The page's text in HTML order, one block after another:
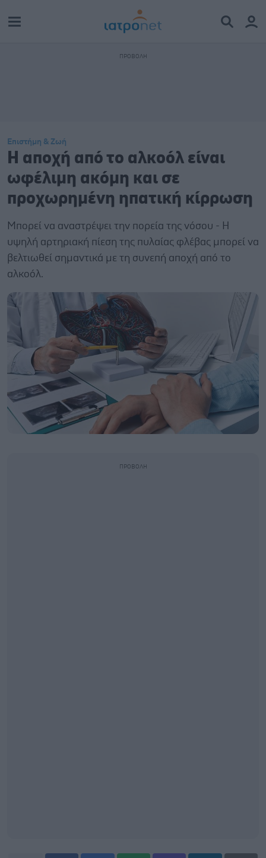
Επιστήμη & Ζωή
Η αποχή από το αλκοόλ είναι
ωφέλιμη ακόμη και σε
προχωρημένη ηπατική κίρρωση
Μπορεί να αναστρέψει την πορεία της νόσου - Η
υψηλή αρτηριακή πίεση της πυλαίας φλέβας μπορεί να
βελτιωθεί σημαντικά με τη συνεπή αποχή από το
αλκοόλ.